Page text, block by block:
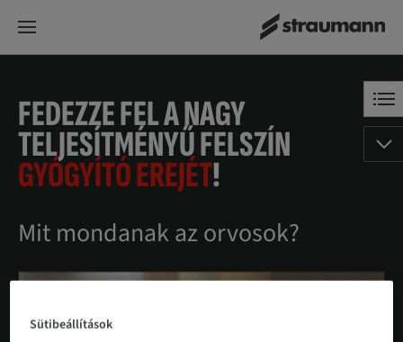
FEDEZZE FEL A NAGY
TELJESÍTMÉNYŰ FELSZÍN
GYÓGYÍTÓ EREJÉT!
Mit mondanak az orvosok?
Sütibeállítások